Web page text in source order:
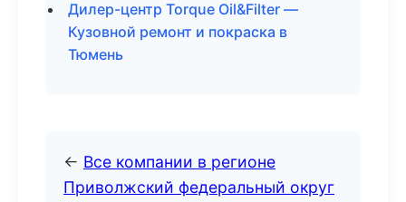
Дилер-центр Torque Oil&Filter —
Кузовной ремонт и покраска в
Тюмень
← Все компании в регионе
Приволжский федеральный округ